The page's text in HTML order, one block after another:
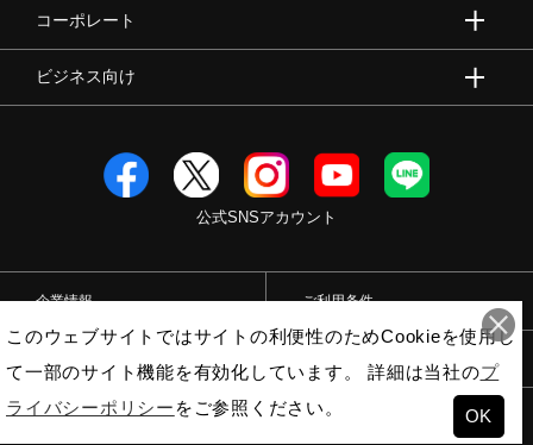
コーポレート
ビジネス向け
公式SNSアカウント
企業情報 ご利用条件
© Mizuno Corporation OK
このウェブサイトではサイトの利便性のためCookieを使用し
て一部のサイト機能を有効化しています。 詳細は当社のプ
ライバシーポリシー をご参照ください。